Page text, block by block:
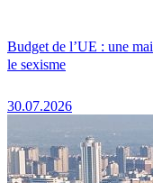
Budget de l’UE : une
le sexisme
30.07.2026